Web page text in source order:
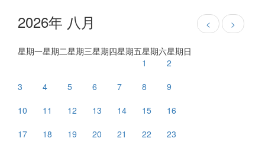
2026年 八月
< >
星期一星期二星期三星期四星期五星期六星期日
1
2
3
4 5 6 7 8
9
10
11 12 13 14 15
16
17
18 19 20 21 22
23